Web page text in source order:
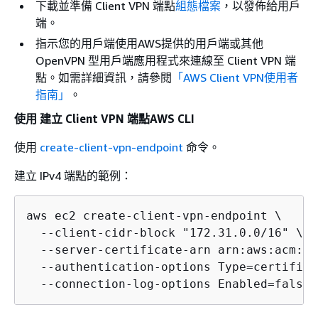
下載並準備 Client VPN 端點組態檔案 ，以發佈給用戶
端。
指示您的用戶端使用AWS提供的用戶端或其他
OpenVPN 型用戶端應用程式來連線至 Client VPN 端
點。如需詳細資訊，請參閱 「AWS Client VPN使用者
指南」
。
使用 建立 Client VPN 端點AWS CLI
使用 create-client-vpn-endpoint 命令。
建立 IPv4 端點的範例：
aws ec2 create-client-vpn-endpoint \
  --client-cidr-block "172.31.0.0/16" \
--server-certificate-arn
--authentication-options
  --connection-log-options Enabled=false